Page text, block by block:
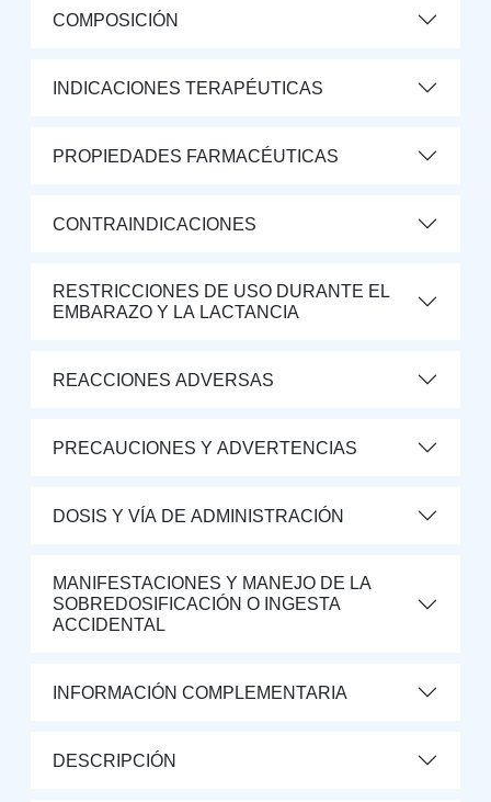
COMPOSICIÓN
INDICACIONES TERAPÉUTICAS
PROPIEDADES FARMACÉUTICAS
CONTRAINDICACIONES
RESTRICCIONES DE USO DURANTE EL
EMBARAZO Y LA LACTANCIA
REACCIONES ADVERSAS
PRECAUCIONES Y ADVERTENCIAS
DOSIS Y VÍA DE ADMINISTRACIÓN
MANIFESTACIONES Y MANEJO DE LA
SOBREDOSIFICACIÓN O INGESTA
ACCIDENTAL
INFORMACIÓN COMPLEMENTARIA
DESCRIPCIÓN